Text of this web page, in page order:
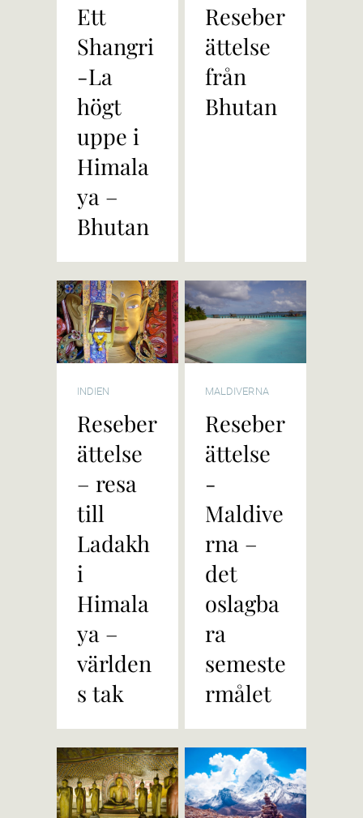
Ett
Shangri
-La
högt
uppe i
Himala
ya –
Bhutan
Reseber
ättelse
från
Bhutan
INDIEN
Reseber
ättelse
– resa
till
Ladakh
i
Himala
ya –
världen
s tak
MALDIVERNA
Reseber
ättelse
-
Maldive
rna –
det
oslagba
ra
semeste
rmålet